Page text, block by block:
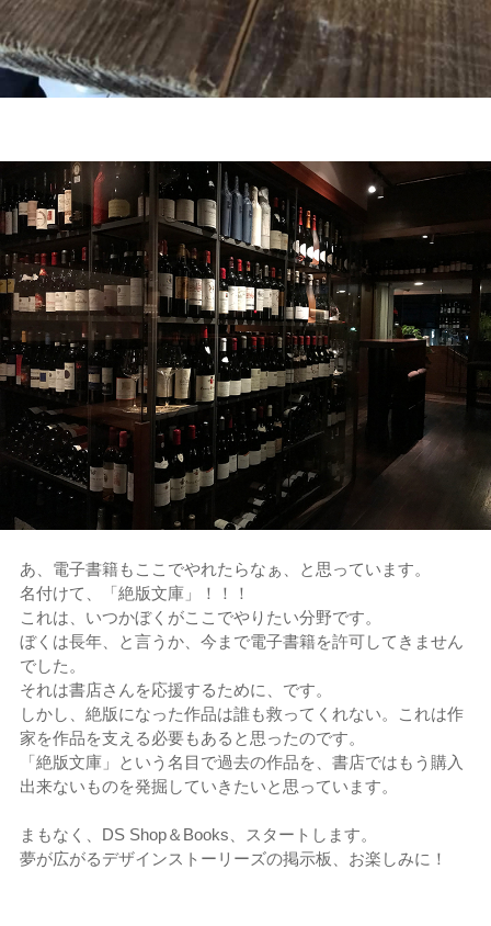
あ、電子書籍もここでやれたらなぁ、と思っています。
名付けて、「絶版文庫」！！！
これは、いつかぼくがここでやりたい分野です。
ぼくは長年、と言うか、今まで電子書籍を許可してきません
でした。
それは書店さんを応援するために、です。
しかし、絶版になった作品は誰も救ってくれない。これは作
家を作品を支える必要もあると思ったのです。
「絶版文庫」という名目で過去の作品を、書店ではもう購入
出来ないものを発掘していきたいと思っています。
まもなく、DS Shop＆Books、スタートします。
夢が広がるデザインストーリーズの掲示板、お楽しみに！